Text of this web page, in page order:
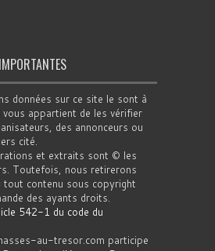
données sur ce site le sont à
appartient de les vérifier
des annonceurs ou
cité.
et extraits sont © les
Toutefois, nous retirerons
tout contenu sous copyright
des ayants droits.
542-1 du code du
au-tresor.com participe